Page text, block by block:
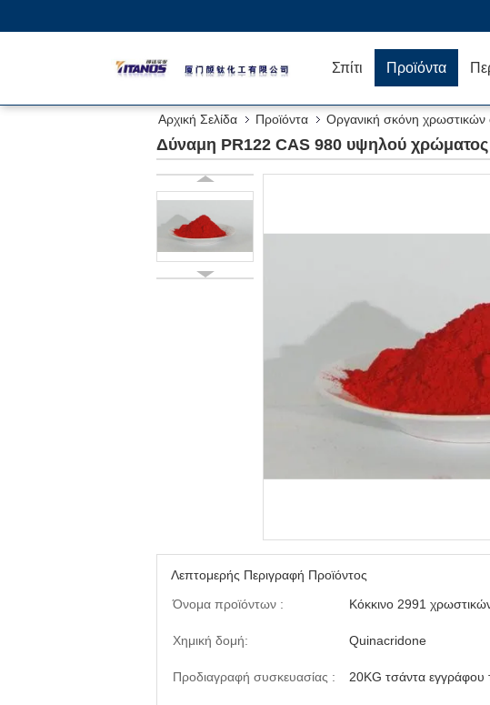
Σπίτι Προϊόντα
Αρχική Σελίδα Προϊόντα Οργανική σκόνη χρωστικών
Δύναμη PR122 CAS 980 υψηλού
Λεπτομερής Περιγραφή Προϊόντος
Όνομα προϊόντων :
Κόκκινο 2991
Χημική δομή: Quinacridone
Προδιαγραφή συσκευασίας : 20KG τσάντα εγγράφου